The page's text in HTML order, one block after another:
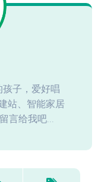
子，爱好唱
站、智能家居
言给我吧...